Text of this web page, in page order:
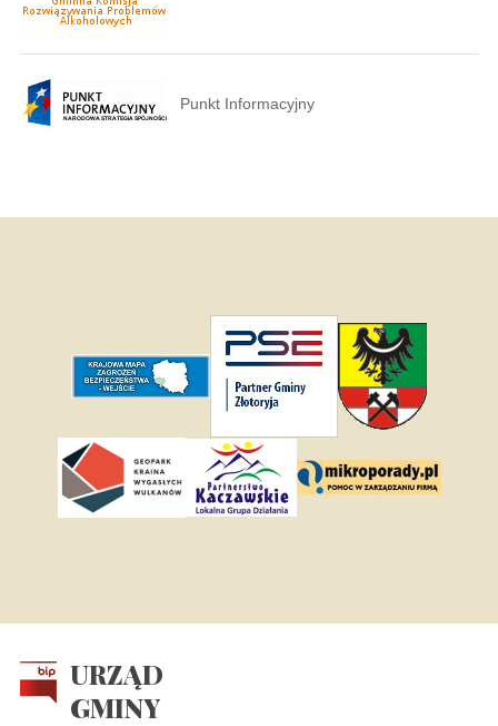
Punkt Informacyjny
URZĄD
GMINY